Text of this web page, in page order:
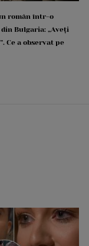
român într-o
Bulgaria: „Aveți
Ce a observat pe